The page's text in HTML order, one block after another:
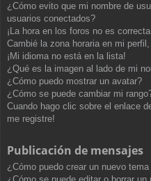
¿Cómo evito que mi nombre de
usuarios conectados?
¡La hora en los foros no es
Cambié la zona horaria en mi
¡Mi idioma no está en la lista!
¿Qué es la imagen al lado de mi
¿Cómo puedo mostrar un avatar?
¿Cómo se puede cambiar mi
Cuando hago clic sobre el enlace
me registre!
Publicación de mensajes
¿Cómo puedo crear un nuevo